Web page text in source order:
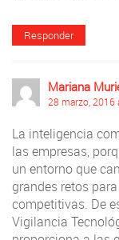
Responder
Mariana
28 marzo, 2016
La inteligencia
las empresas,
un entorno que
grandes retos
competitivas. De
Vigilancia